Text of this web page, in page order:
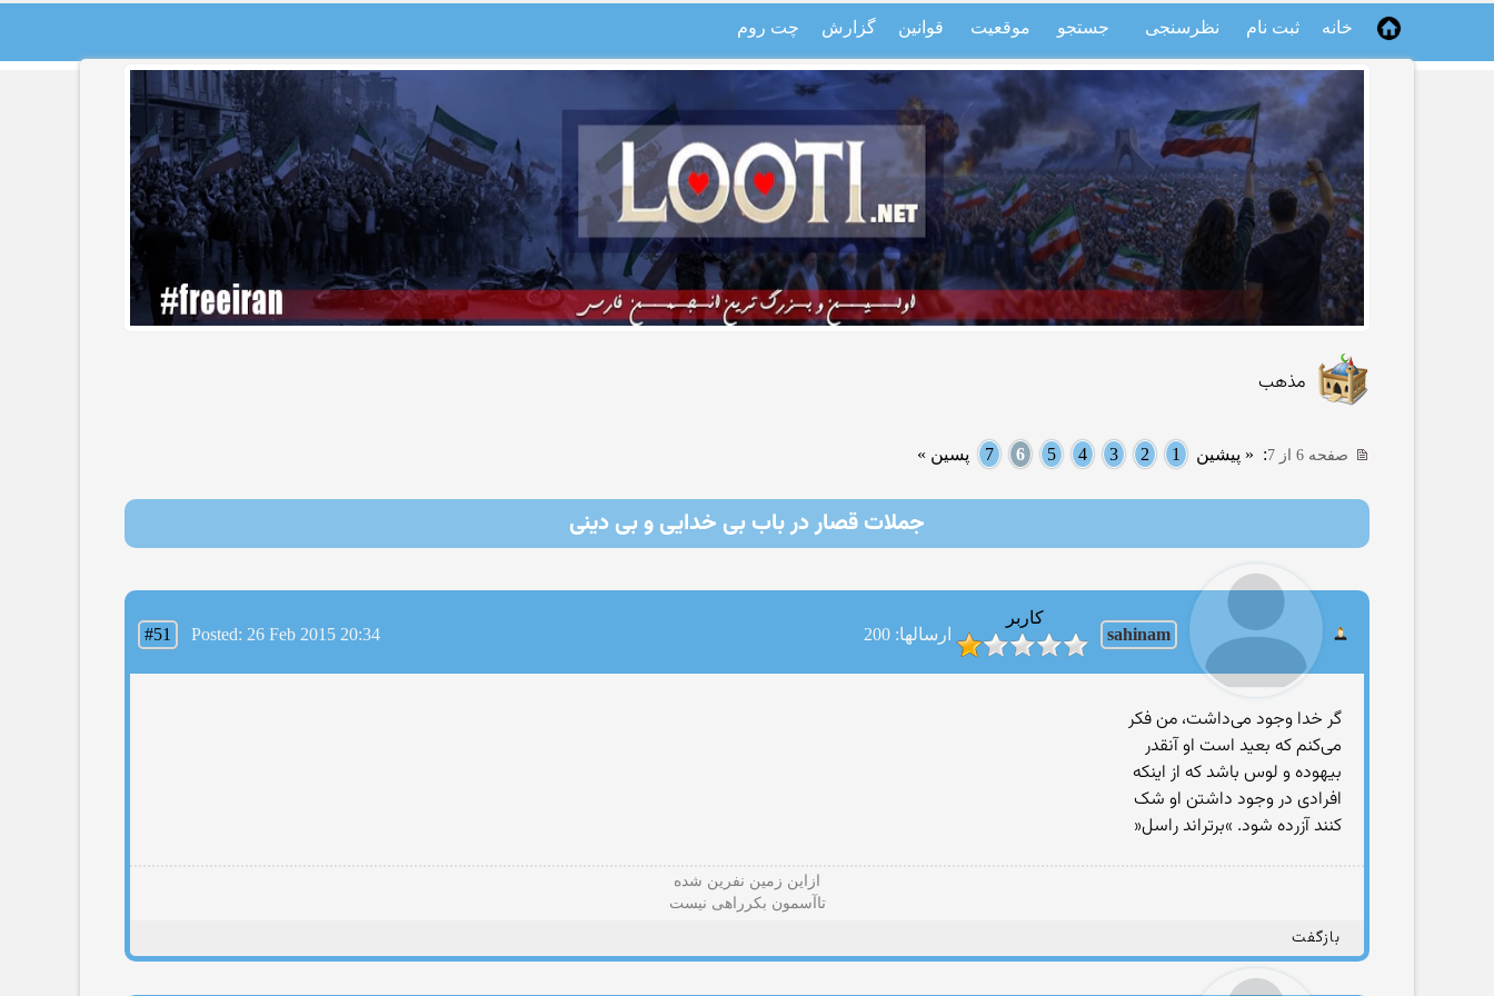
خانه ثبت نام نظرسنجی جستجو موقعیت قوانین گزارش چت روم
مذهب
صفحه 6 از 7 : « پیشین 1
2
3
4
5
6
7 پسین »
جملات قصار در باب بی خدایی و بی دینی
sahinam
کاربر
ارسالها: 200
#51 Posted: 26 Feb 2015 20:34
ﮔﺮ ﺧﺪﺍ ﻭﺟﻮﺩ ﻣﯽﺩﺍﺷﺖ، ﻣﻦ ﻓﮑﺮ
ﻣﯽﮐﻨﻢ ﮐﻪ ﺑﻌﯿﺪ ﺍﺳﺖ ﺍﻭ ﺁﻧﻘﺪﺭ
ﺑﯿﻬﻮﺩﻩ ﻭ ﻟﻮﺱ ﺑﺎﺷﺪ ﮐﻪ ﺍﺯ ﺍﯾﻨﮑﻪ
ﺍﻓﺮﺍﺩﯼ ﺩﺭ ﻭﺟﻮﺩ ﺩﺍﺷﺘﻦ ﺍﻭ ﺷﮏ
ﮐﻨﻨﺪ ﺁﺯﺭﺩﻩ ﺷﻮﺩ. »ﺑﺮﺗﺮﺍﻧﺪ ﺭﺍﺳﻞ«
ازاین زمین نفرین شده
تاآسمون بکرراهی نیست
بازگفت